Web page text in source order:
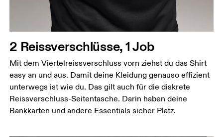
2 Reissverschlüsse, 1 Job
Mit dem Viertelreissverschluss vorn ziehst du das Shirt
easy an und aus. Damit deine Kleidung genauso effizient
unterwegs ist wie du. Das gilt auch für die diskrete
Reissverschluss-Seitentasche. Darin haben deine
Bankkarten und andere Essentials sicher Platz.